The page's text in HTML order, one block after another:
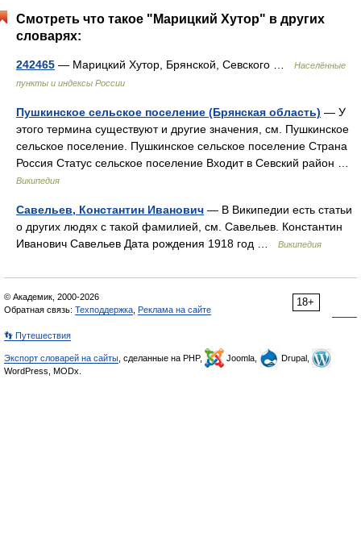
Смотреть что такое "Марицкий Хутор" в других
словарях:
242465 — Марицкий Хутор, Брянской, Севского …
Населённые
пункты и индексы России
Пушкинское сельское поселение (Брянская область) — У
этого термина существуют и другие значения, см. Пушкинское
сельское поселение. Пушкинское сельское поселение Страна
Россия Статус сельское поселение Входит в Севский район …
Википедия
Савельев, Константин Иванович — В Википедии есть статьи
о других людях с такой фамилией, см. Савельев. Константин
Иванович Савельев Дата рождения 1918 год …
Википедия
18+
© Академик, 2000-2026
Обратная связь: Техподдержка Реклама на сайте
👣 Путешествия
Экспорт словарей на сайты , сделанные на PHP, Joomla,
Drupal,
WordPress, MODx.